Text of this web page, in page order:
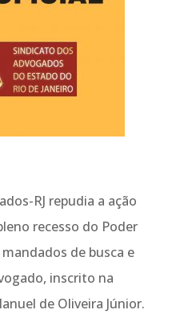
RJ repudia a ação
recesso do Poder
de busca e
inscrito na
de Oliveira Júnior.